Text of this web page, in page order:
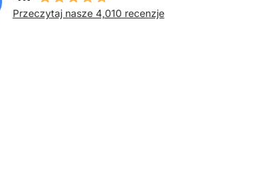
Przeczytaj nasze 4,010 recenzje